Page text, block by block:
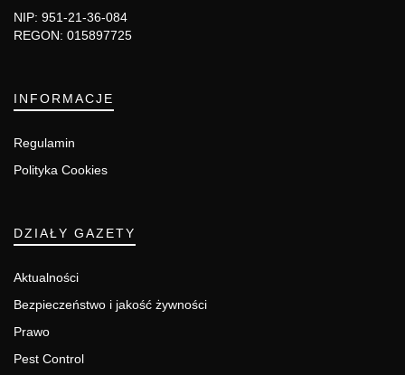
NIP: 951-21-36-084
REGON: 015897725
INFORMACJE
Regulamin
Polityka Cookies
DZIAŁY GAZETY
Aktualności
Bezpieczeństwo i jakość żywności
Prawo
Pest Control